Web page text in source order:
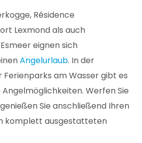
Résidence
Lexmond als auch
eignen sich
Angelurlaub. In der
Ferienparks am Wasser gibt es
Werfen Sie
Sie anschließend Ihren
komplett ausgestatteten